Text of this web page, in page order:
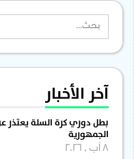
آخر الأخبار
بطل دوري كرة السلة يعتذر
الجمهورية